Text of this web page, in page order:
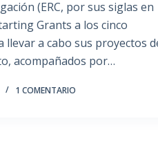
(ERC, por sus siglas en
Grants a los cinco
a cabo sus proyectos
acompañados por…
1 COMENTARIO